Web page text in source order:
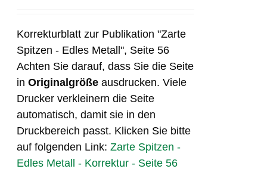
Korrekturblatt zur Publikation "Zarte
Spitzen - Edles Metall", Seite 56
Achten Sie darauf, dass Sie die Seite
inOriginalgröße ausdrucken. Viele
Drucker verkleinern die Seite
automatisch, damit sie in den
Druckbereich passt. Klicken Sie bitte
auf folgenden Link:Zarte Spitzen -
Edles Metall - Korrektur - Seite 56